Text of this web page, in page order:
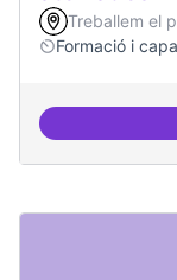
Treballem el
Formació i